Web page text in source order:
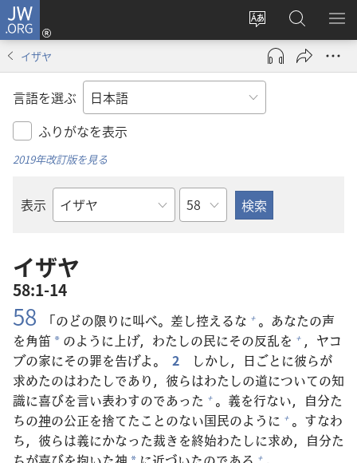
JW.ORG
サ
イ
ト
の
言
え
る
ロ
グ
ン
し
で
開
JW.ORG
の
検
メ
を
イザヤ
言語を選ぶ
ふりがなを表示
2019年改訂版を見る
表示
聖
の
名
章
イザヤ
58:1-14
58 「のどの限りに叫べ。 差し控えるな + 。あなたの声
を角笛 * のように 上げ，わたしの民にその反乱を + ，ヤコ
ブの家にその罪を告げよ。 2 しかし， 日ごとに彼らが
求めたのはわたしであり， 彼らはわたしの道についての知
識に喜びを言い表わすのであった + 。 義を行ない， 自分た
ちの神の公正を捨てたことのない国民のように + 。すなわ
ち， 彼らは義にかなった裁きを終始わたしに求め， 自分た
+